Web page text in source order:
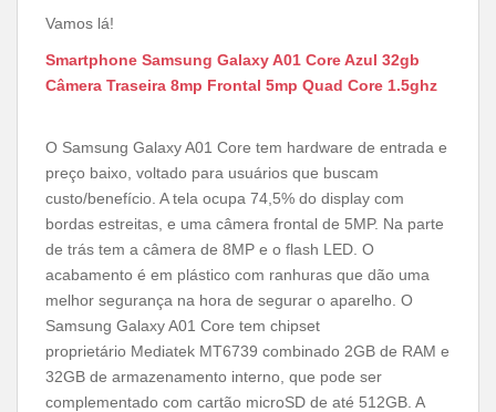
Vamos lá!
Smartphone Samsung Galaxy A01 Core Azul 32gb
Câmera Traseira 8mp Frontal 5mp Quad Core 1.5ghz
O Samsung Galaxy A01 Core tem hardware de entrada e
preço baixo, voltado para usuários que buscam
custo/benefício. A tela ocupa 74,5% do display com
bordas estreitas, e uma câmera frontal de 5MP. Na parte
de trás tem a câmera de 8MP e o flash LED. O
acabamento é em plástico com ranhuras que dão uma
melhor segurança na hora de segurar o aparelho. O
Samsung Galaxy A01 Core tem chipset
proprietário Mediatek MT6739 combinado 2GB de RAM e
32GB de armazenamento interno, que pode ser
complementado com cartão microSD de até 512GB. A